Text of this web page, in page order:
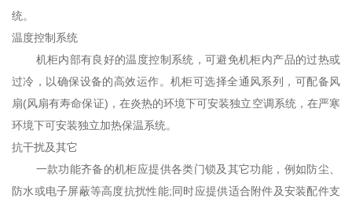
统。
温度控制系统
机柜内部有良好的温度控制系统，可避免机柜内产品的过热或
过冷，以确保设备的高效运作。机柜可选择全通风系列，可配备风
扇(风扇有寿命保证)，在炎热的环境下可安装独立空调系统，在严寒
环境下可安装独立加热保温系统。
抗干扰及其它
一款功能齐备的机柜应提供各类门锁及其它功能，例如防尘、
防水或电子屏蔽等高度抗扰性能;同时应提供适合附件及安装配件支